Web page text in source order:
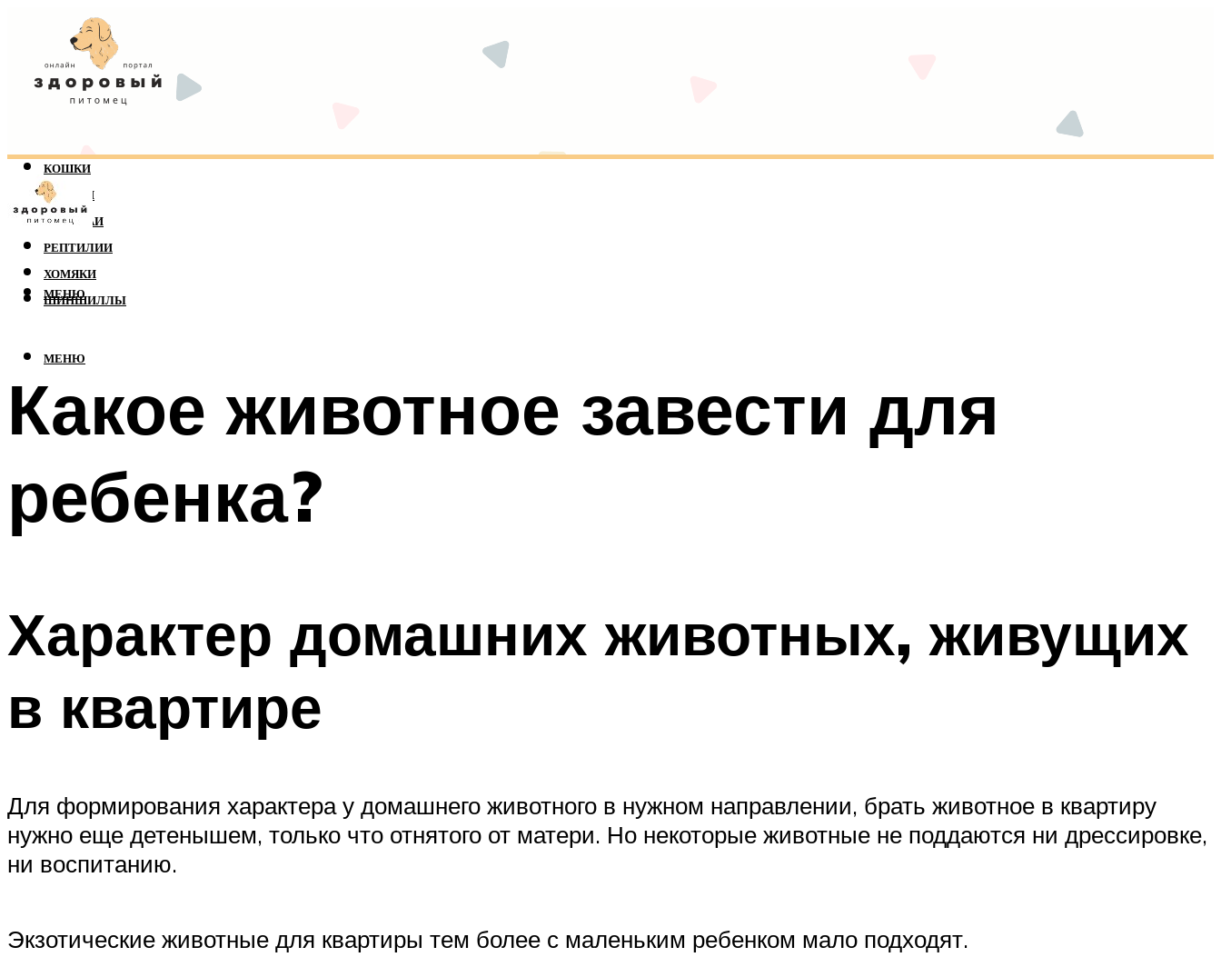
КОШКИ
СОБАКИ
ПОПУГАИ
РЕПТИЛИИ
ХОМЯКИ
ШИНШИЛЛЫ
МЕНЮ
МЕНЮ
Какое животное завести для
ребенка?
Характер домашних животных, живущих
в квартире
Для формирования характера у домашнего животного в нужном направлении, брать животное в квартиру
нужно еще детенышем, только что отнятого от матери. Но некоторые животные не поддаются ни дрессировке,
ни воспитанию.
Экзотические животные для квартиры тем более с маленьким ребенком мало подходят.